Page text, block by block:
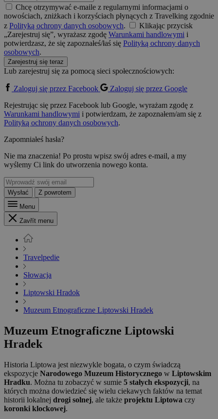
Chcę otrzymywać e-maile z regularnymi informacjami o
nowościach, zniżkach i korzyściach płynących z Travelking zgodnie
z Polityką ochrony danych osobowych.
Klikając przycisk
„Zarejestruj się”, wyrażasz zgodę Warunkami handlowymi i
potwierdzasz, że się zapoznałeś/łaś się Polityką ochrony danych
osobowych.
Zarejestruj się teraz
Lub zarejestruj się za pomocą sieci społecznościowych:
Zaloguj się przez Facebook
Zaloguj się przez Google
Rejestrując się przez Facebook lub Google, wyrażam zgodę z
Warunkami handlowymi i potwierdzam, że zapoznałem/am się z
Polityką ochrony danych osobowych.
Zapomniałeś hasła?
Nie ma znaczenia! Po prostu wpisz swój adres e-mail, a my
wyślemy Ci link do utworzenia nowego konta.
Wysłać
Z powrotem
Menu
Zavřít menu
Travelpedie
Słowacja
Liptowski Hradok
Muzeum Etnograficzne Liptowski Hradek
Muzeum Etnograficzne Liptowski
Hradek
Historia Liptowa jest niezwykle bogata, o czym świadczą
ekspozycje Narodowego Muzeum Historycznego w Liptowskim
Hradku. Można tu zobaczyć w sumie 5 stałych ekspozycji, na
których można dowiedzieć się wielu ciekawych faktów na temat
historii lokalnej drogi solnej, ale także projektu Liptowa czy
koronki klockowej.